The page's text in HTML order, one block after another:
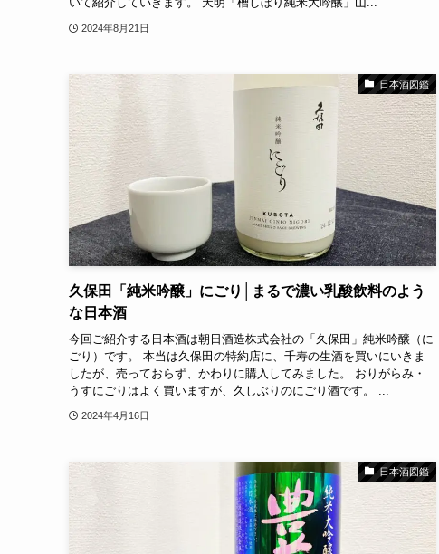
2024年8月21日
日本酒図鑑
久保田「純米吟醸」にごり│まるで濃い乳酸飲料のよう
な日本酒
今回ご紹介する日本酒は朝日酒造株式会社の「久保田」純米吟醸（に
ごり）です。 本当は久保田の特約店に、千寿の生酒を買いにいきま
したが、売っておらず、かわりに購入してみました。 おりがらみ・
うすにごりはよく買いますが、久しぶりのにごり酒です。 ...
2024年4月16日
日本酒図鑑